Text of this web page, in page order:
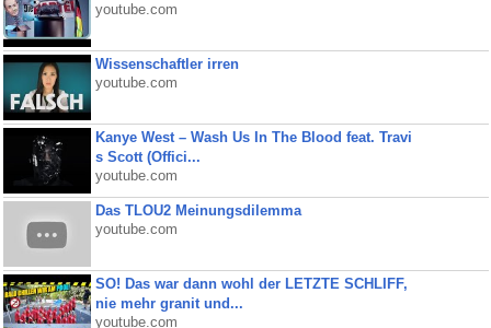
youtube.com
Wissenschaftler irren
youtube.com
Kanye West – Wash Us In The Blood feat. Travi
s Scott (Offici...
youtube.com
Das TLOU2 Meinungsdilemma
youtube.com
SO! Das war dann wohl der LETZTE SCHLIFF,
nie mehr granit und...
youtube.com